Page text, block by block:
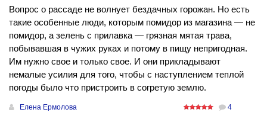
Вопрос о рассаде не волнует бездачных горожан. Но есть
такие особенные люди, которым помидор из магазина — не
помидор, а зелень с прилавка — грязная мятая трава,
побывавшая в чужих руках и потому в пищу непригодная.
Им нужно свое и только свое. И они прикладывают
немалые усилия для того, чтобы с наступлением теплой
погоды было что пристроить в согретую землю.
Елена Ермолова 4